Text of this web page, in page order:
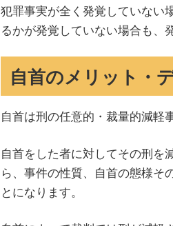
犯罪事実が全く発覚していない
るかが発覚していない場合も、
自首のメリット・
自首は刑の任意的・裁量的減軽
自首をした者に対してその刑を
ら、事件の性質、自首の態様そ
とになります。